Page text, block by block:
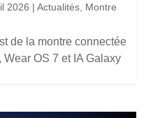
2026 |Actualités Montre
de la montre connectée
OS 7 et IA Galaxy